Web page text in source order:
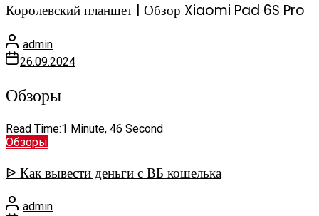
Королевский планшет | Обзор Xiaomi Pad 6S Pro
admin
26.09.2024
Обзоры
Read Time:1 Minute, 46 Second
Обзоры
ᐉ Как вывести деньги с ВБ кошелька
admin